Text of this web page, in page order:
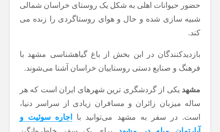
حضور حیوانات اهلی به شکل یک روستای خراسان شمالی
شبیه سازی شده و حال و هوای روستاگردی را زنده می
کند.
بازدیدکنندگان در ابن بخش از باغ گیاهشناسی مشهد با
فرهنگ و صنایع دستی روستاییان خراسان آشنا می‌شوند.
مشهد یکی از گردشگری ترین شهرهای ایران است که هر
ساله میزبان زائران و مسافران زیادی از سراسر دنیا،
است. در سفر به مشهد می‌توانید با
اجاره سوئیت و